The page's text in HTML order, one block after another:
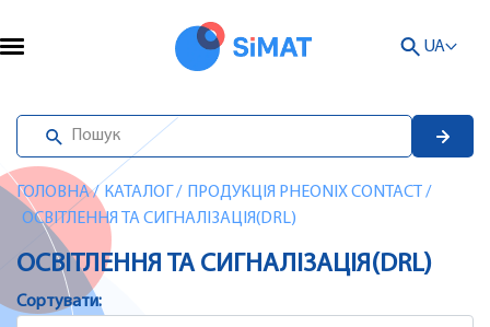
UA
ГОЛОВНА/ КАТАЛОГ / ПРОДУКЦІЯ PHEONIX CONTACT /
ОСВІТЛЕННЯ ТА СИГНАЛІЗАЦІЯ(DRL)
ОСВІТЛЕННЯ ТА СИГНАЛІЗАЦІЯ(DRL)
Сортувати: